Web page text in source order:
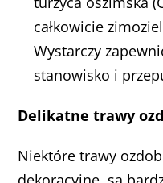
całkowicie
Wystarczy
stanowisko i
Delikatne trawy
Niektóre trawy